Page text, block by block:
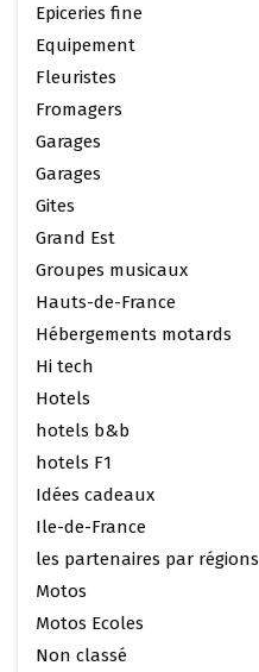
Epiceries fine
Equipement
Fleuristes
Fromagers
Garages
Garages
Gites
Grand Est
Groupes musicaux
Hauts-de-France
Hébergements motards
Hi tech
Hotels
hotels b&b
hotels F1
Idées cadeaux
Ile-de-France
les partenaires par régions
Motos
Motos Ecoles
Non classé